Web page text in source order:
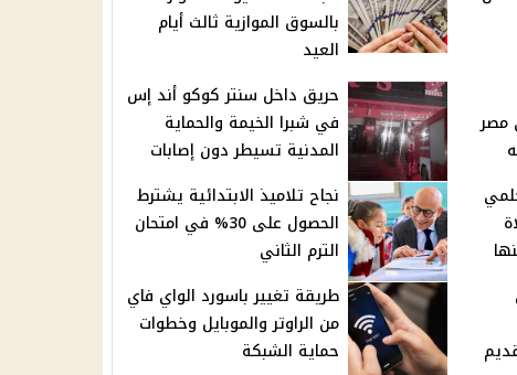
بالسوق الموازية ثالث أيام
العيد
2026 في مصر
حريق داخل سنتر كوكو أند إس
في شبرا الخيمة والحماية
المدنية تسيطر دون إصابات
نجاح تلاميذ الابتدائية يشترط
الحصول على 30% في امتحان
الترم الثاني
طريقة تغيير باسورد الواي فاي
من الراوتر والموبايل وخطوات
حماية الشبكة